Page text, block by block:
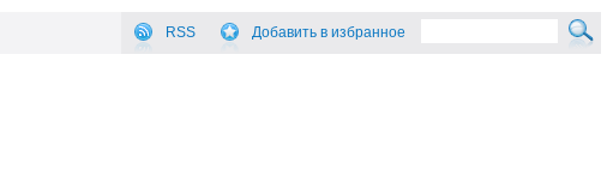
RSS Добавить в избранное